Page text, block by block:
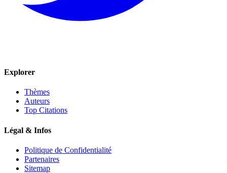
Explorer
Thèmes
Auteurs
Top Citations
Légal & Infos
Politique de Confidentialité
Partenaires
Sitemap